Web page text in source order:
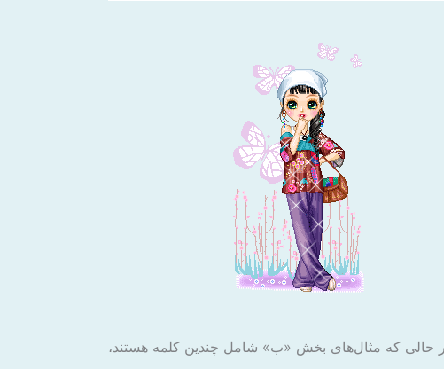
حالی که مثال‌های بخش «ب» شامل چندین کلمه هستند،